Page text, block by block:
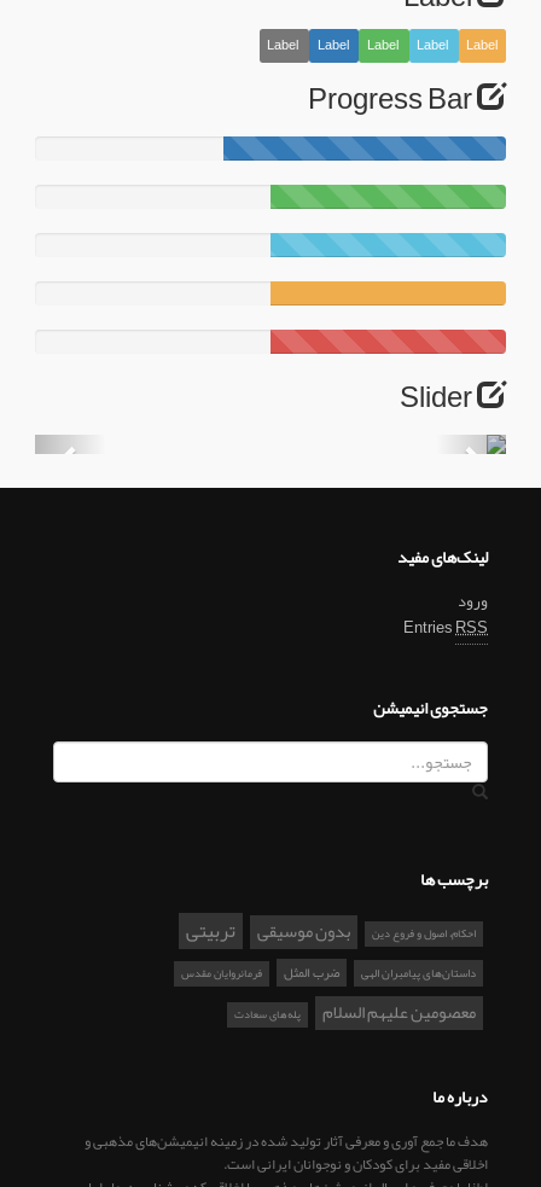
Label Label Label Label Label
60%
50%
50%
50%
لینک‌های مفید
ورود
EntriesRSS
جستجوی انیمیشن
برچسب ها
احکام، اصول و فروع دین بدون موسیقی تربیتی
داستان‌های پیامبران الهی ضرب المثل فرمانروایان مقدس
معصومین علیهم السلام پله‌های سعادت
درباره ما
هدف ما جمع آوری و معرفی آثار تولید شده در زمینه انیمیشن‌های مذهبی و
اخلاقی مفید برای کودکان و نوجوانان ایرانی است.